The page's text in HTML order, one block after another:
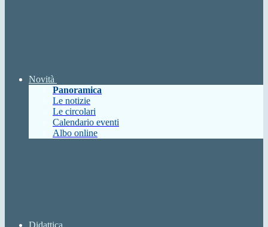
Novità
Panoramica
Le notizie
Le circolari
Calendario eventi
Albo online